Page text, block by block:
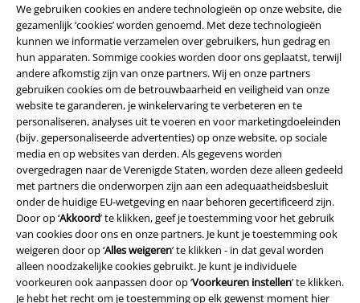
We gebruiken cookies en andere technologieën op onze website, die
gezamenlijk ‘cookies’ worden genoemd. Met deze technologieën
kunnen we informatie verzamelen over gebruikers, hun gedrag en
hun apparaten. Sommige cookies worden door ons geplaatst, terwijl
andere afkomstig zijn van onze partners. Wij en onze partners
gebruiken cookies om de betrouwbaarheid en veiligheid van onze
website te garanderen, je winkelervaring te verbeteren en te
personaliseren, analyses uit te voeren en voor marketingdoeleinden
(bijv. gepersonaliseerde advertenties) op onze website, op sociale
media en op websites van derden. Als gegevens worden
overgedragen naar de Verenigde Staten, worden deze alleen gedeeld
met partners die onderworpen zijn aan een adequaatheidsbesluit
onder de huidige EU-wetgeving en naar behoren gecertificeerd zijn.
Door op ‘Akkoord’ te klikken, geef je toestemming voor het gebruik
van cookies door ons en onze partners. Je kunt je toestemming ook
weigeren door op ‘Alles weigeren’ te klikken - in dat geval worden
alleen noodzakelijke cookies gebruikt. Je kunt je individuele
voorkeuren ook aanpassen door op ‘Voorkeuren instellen’ te klikken.
Je hebt het recht om je toestemming op elk gewenst moment hier
Legal
Algemene Voorwaarden
Bedrijfsgegevens
Privacyverklaring